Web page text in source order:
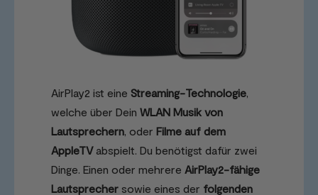
AirPlay2 ist eine Streaming-Technologie,
welche über Dein WLAN Musik von
Lautsprechern, oder Filme auf dem
AppleTVabspielt. Du benötigst dafür zwei
Dinge. Einen oder mehrere AirPlay2-fähige
Lautsprecher sowie eines der folgenden